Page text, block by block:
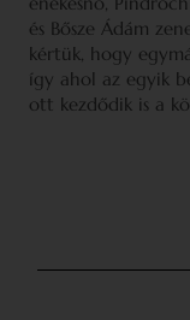
és Bősze Ádám
kértük, hogy
így ahol az egyik
ott kezdődik is a